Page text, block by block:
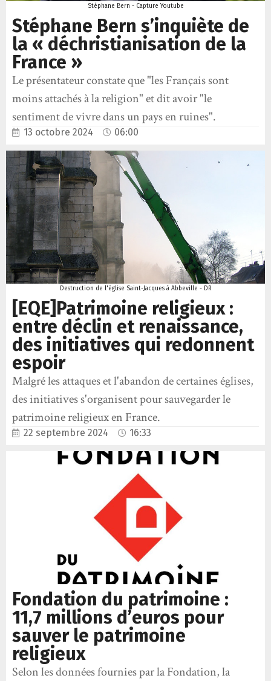
Stéphane Bern - Capture Youtube
Stéphane Bern s’inquiète de
la « déchristianisation de la
France »
Le présentateur constate que "les Français sont
moins attachés à la religion" et dit avoir "le
sentiment de vivre dans un pays en ruines".
13 octobre 2024 06:00
Destruction de l'église Saint-Jacques à Abbeville - DR
[EQE]Patrimoine religieux :
entre déclin et renaissance,
des initiatives qui redonnent
espoir
Malgré les attaques et l'abandon de certaines églises,
des initiatives s'organisent pour sauvegarder le
patrimoine religieux en France.
22 septembre 2024 16:33
Fondation du patrimoine :
11,7 millions d’euros pour
sauver le patrimoine
religieux
Selon les données fournies par la Fondation, la